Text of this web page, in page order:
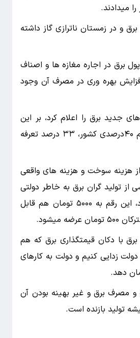
و در زمستان ناترازی گاز داشته
برق در اجاره مغازه ها و اصناف
بهره وری در مصرف آن وجود
جدید برق را اعلام کرد، بر این
اساس تعرفه برق کشاورزی تنها ۷ درصد افزایش داشته، یعنی نسبت به تورم ۴۰درصدی کشور، ۳۳ درصد تعرفه
هزینه سوخت و هزینه های واقعی
که البته بخشی از تولید گران برق به خاطر دولتی
بودن آن است، اگر تمامی ابعاد تأمین ، انتقال و توزیع برق خصوصی شود، این رقم به ۵۰۰۰ تومان هم قابل
با دکان قیمتگذاری برق که هم
در یک بازه ۵ ساله از صنعت برق دولت زدایی کنیم و دولت به کارهای
دهد.
مصرف برق و غیر بهینه بودن آن
تولید بازنده است.